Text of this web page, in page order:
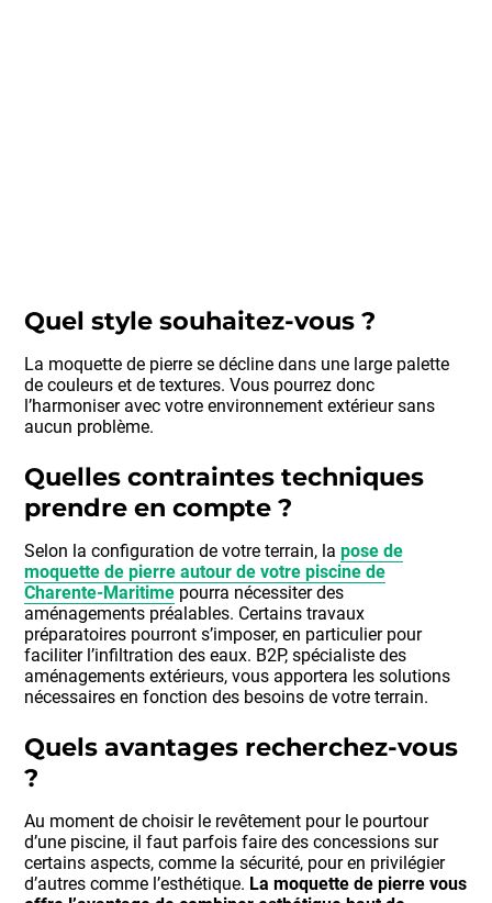
Quel style souhaitez-vous ?
La moquette de pierre se décline dans une large palette
de couleurs et de textures. Vous pourrez donc
l’harmoniser avec votre environnement extérieur sans
aucun problème.
Quelles contraintes techniques
prendre en compte ?
Selon la configuration de votre terrain, lapose de
moquette de pierre autour de votre piscine de
Charente-Maritime pourra nécessiter des
aménagements préalables. Certains travaux
préparatoires pourront s’imposer, en particulier pour
faciliter l’infiltration des eaux. B2P, spécialiste des
aménagements extérieurs, vous apportera les solutions
nécessaires en fonction des besoins de votre terrain.
Quels avantages recherchez-vous
?
Au moment de choisir le revêtement pour le pourtour
d’une piscine, il faut parfois faire des concessions sur
certains aspects, comme la sécurité, pour en privilégier
d’autres comme l’esthétique. La moquette de pierre vous